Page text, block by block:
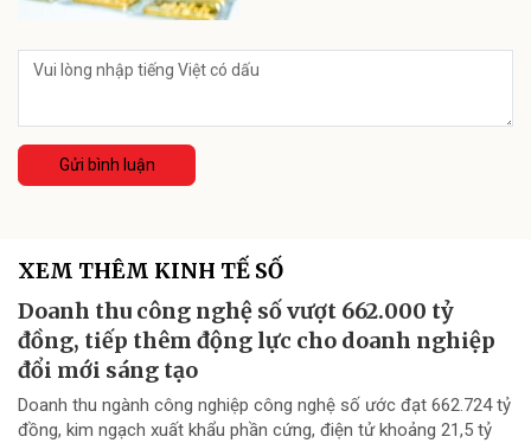
Gửi bình luận
XEM THÊM KINH TẾ SỐ
Doanh thu công nghệ số vượt 662.000 tỷ
đồng, tiếp thêm động lực cho doanh nghiệp
đổi mới sáng tạo
Doanh thu ngành công nghiệp công nghệ số ước đạt 662.724 tỷ
đồng, kim ngạch xuất khẩu phần cứng, điện tử khoảng 21,5 tỷ